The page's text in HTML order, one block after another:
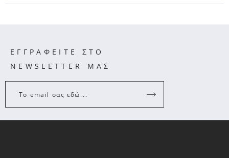
ΕΓΓΡΑΦΕΙΤΕ ΣΤΟ
NEWSLETTER ΜΑΣ
Το email σας εδώ...